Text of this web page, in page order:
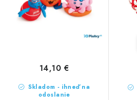
Skladom - ihneď na
odoslanie
14,10 €